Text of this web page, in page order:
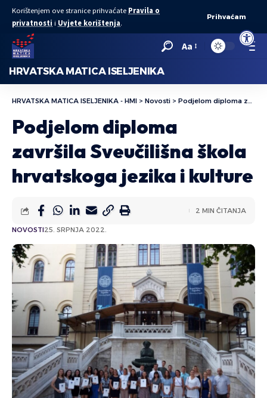
Open
Korištenjem ove stranice prihvaćate Pravila o
privatnosti i Uvjete korištenja.
Prihvaćam
Aa
HRVATSKA MATICA ISELJENIKA
HRVATSKA MATICA ISELJENIKA - HMI > Novosti > Podjelom diploma završila Sveučilišna škola hrvatskoga jezika i kulture
Podjelom diploma
završila Sveučilišna škola
hrvatskoga jezika i kulture
NOVOSTI25. SRPNJA 2022.
2 MIN ČITANJA